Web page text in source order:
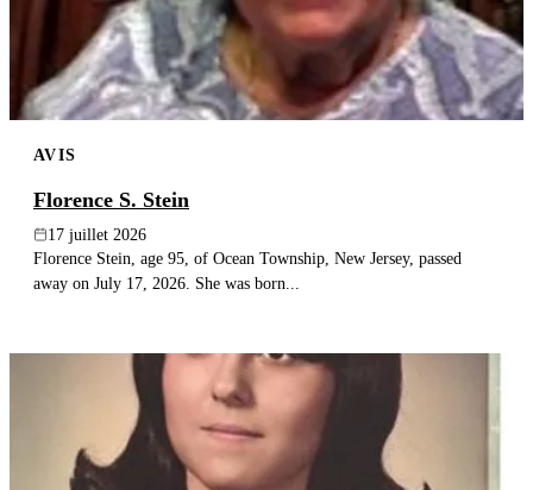
AVIS
Florence S. Stein
17 juillet 2026
Florence Stein, age 95, of Ocean Township, New Jersey, passed
away on July 17, 2026. She was born...